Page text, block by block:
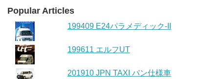
Popular Articles
199409 E24パラメディック-II
199611 エルフUT
201910 JPN TAXI バン仕様車